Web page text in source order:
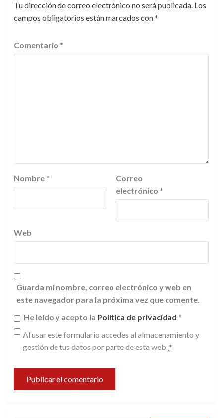
Tu dirección de correo electrónico no será publicada. Los
campos obligatorios están marcados con*
Comentario *
Nombre *
Correo
electrónico *
Web
Guarda mi nombre, correo electrónico y web en
este navegador para la próxima vez que comente.
He leído y acepto la Política de privacidad *
Al usar este formulario accedes al almacenamiento y
gestión de tus datos por parte de esta web. *